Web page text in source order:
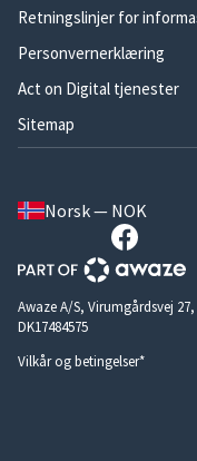
Retningslinjer for
Personvernerklæring
Act on Digital tjenester
Sitemap
Norsk — NOK
Awaze A/S, Virumgårdsvej
DK17484575
Vilkår og betingelser*